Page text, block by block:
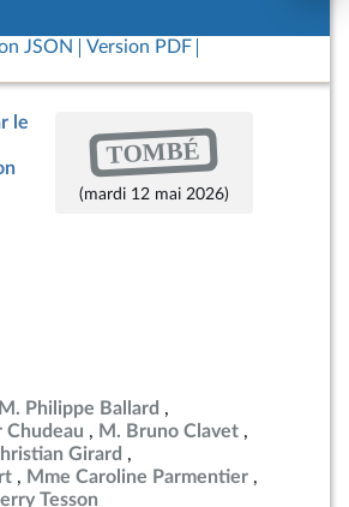
JSON
Version PDF
le
TOMBÉ
(mardi 12 mai 2026)
M. Philippe Ballard
Chudeau
M. Bruno Clavet
Girard
Mme Caroline Parmentier
Tesson